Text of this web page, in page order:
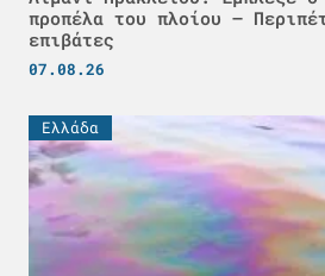
προπέλα του πλοίου –
επιβάτες
07.08.26
Ελλάδα